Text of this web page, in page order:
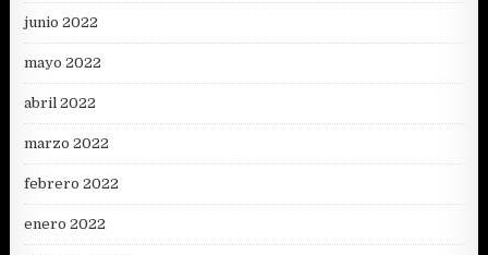
junio 2022
mayo 2022
abril 2022
marzo 2022
febrero 2022
enero 2022